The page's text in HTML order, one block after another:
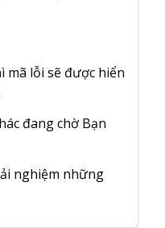
mã lỗi sẽ được hiển
đang chờ Bạn
nghiệm những